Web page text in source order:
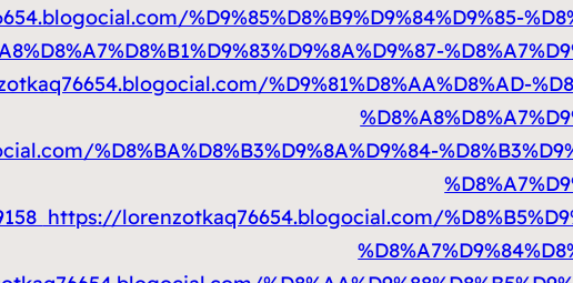
%D9%85%D8%B9%D9%84%D9%85-
%D9%81%D8%AA%D8%AD-
%D8%BA%D8%B3%D9%8A%D9%84-
https://lorenzotkaq76654.blogocial.com/